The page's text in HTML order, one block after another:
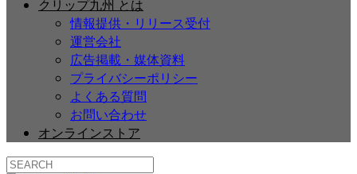
クリップ九州 とは
情報提供・リリース受付
運営会社
広告掲載・媒体資料
プライバシーポリシー
よくある質問
お問い合わせ
オンラインストア